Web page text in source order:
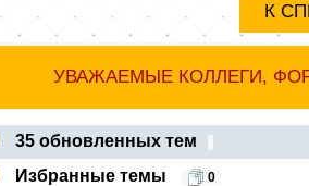
К
УВАЖАЕМЫЕ КОЛЛЕГИ,
35 обновленных тем
Избранные темы
0